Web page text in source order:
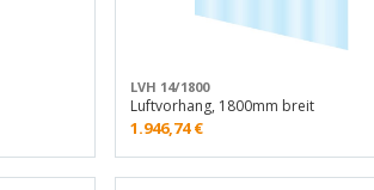
LVH 14/1800
Luftvorhang, 1800mm breit
1.946,74€